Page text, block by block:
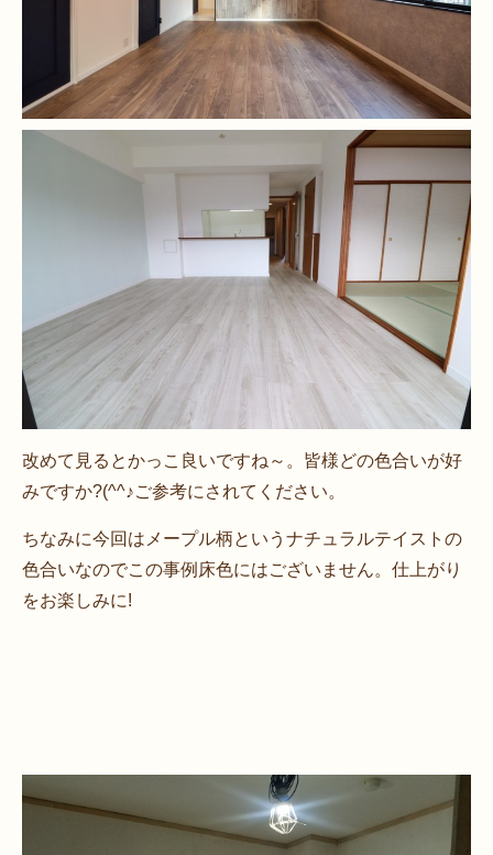
改めて見るとかっこ良いですね～。皆様どの色合いが好
みですか?(^^♪ご参考にされてください。
ちなみに今回はメープル柄というナチュラルテイストの
色合いなのでこの事例床色にはございません。仕上がり
をお楽しみに!